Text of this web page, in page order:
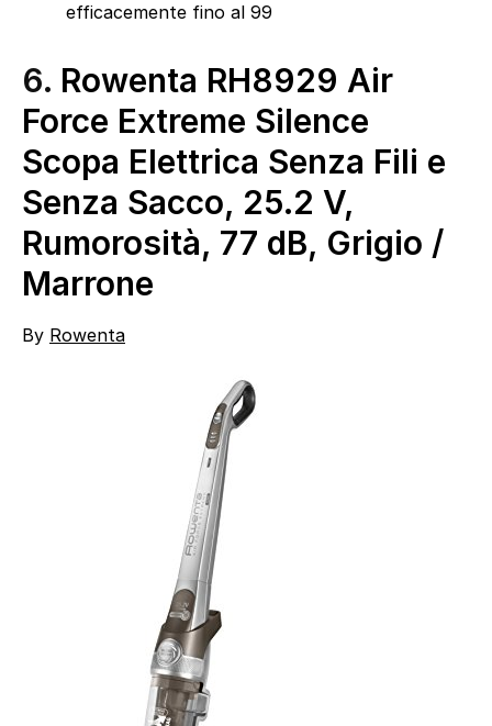
efficacemente fino al 99
6. Rowenta RH8929 Air
Force Extreme Silence
Scopa Elettrica Senza Fili e
Senza Sacco, 25.2 V,
Rumorosità, 77 dB, Grigio /
Marrone
By Rowenta